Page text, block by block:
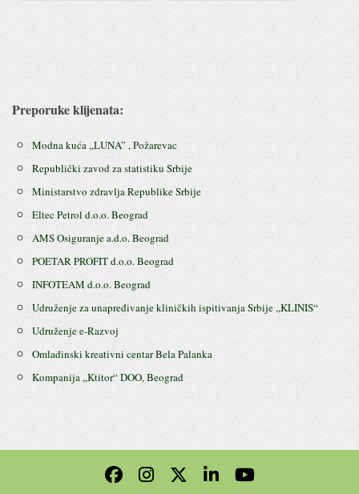
Preporuke klijenata:
Modna kuća ,,LUNA” , Požarevac
Republički zavod za statistiku Srbije
Ministarstvo zdravlja Republike Srbije
Eltec Petrol d.o.o. Beograd
AMS Osiguranje a.d.o. Beograd
POETAR PROFIT d.o.o. Beograd
INFOTEAM d.o.o. Beograd
Udruženje za unapređivanje kliničkih ispitivanja Srbije ,,KLINIS“
Udruženje e-Razvoj
Omladinski kreativni centar Bela Palanka
Kompanija ,,Ktitor“ DOO, Beograd